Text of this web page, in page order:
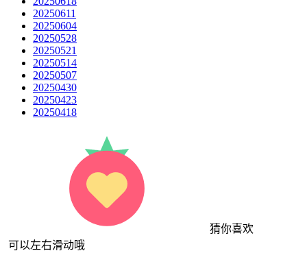
20250611
20250604
20250528
20250521
20250514
20250507
20250430
20250423
20250418
猜你喜欢
可以左右滑动哦